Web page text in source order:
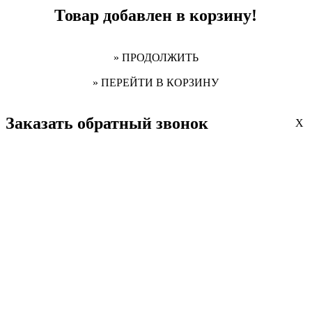
Товар добавлен в корзину!
» ПРОДОЛЖИТЬ
» ПЕРЕЙТИ В КОРЗИНУ
Заказать обратный звонок X